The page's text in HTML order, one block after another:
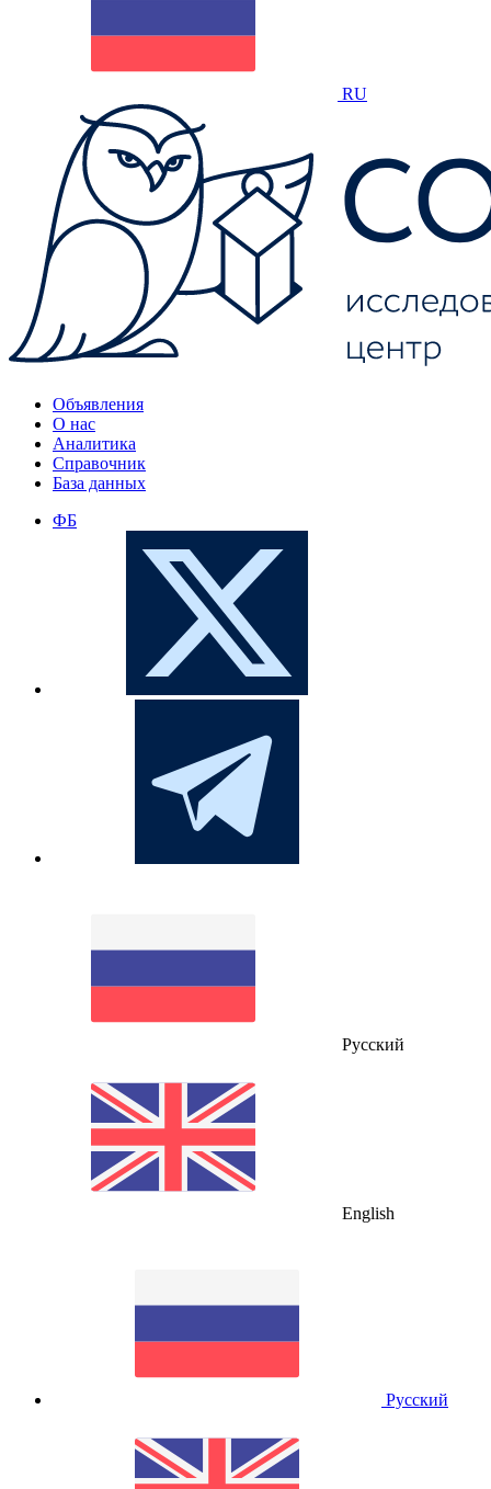
RU
Объявления
О нас
Аналитика
Справочник
База данных
ФБ
Русский
English
Русский